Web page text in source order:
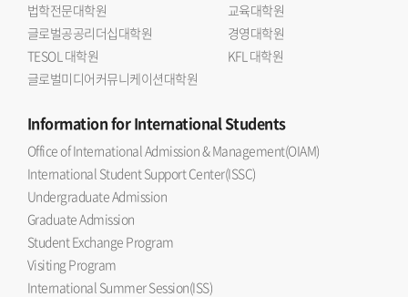
법학전문대학원
교육대학원
글로벌공공리더십대학원
경영대학원
TESOL 대학원
KFL 대학원
글로벌미디어커뮤니케이션대학원
Informationfor International Students
Office of International Admission & Management(OIAM)
International Student Support Center(ISSC)
Undergraduate Admission
Graduate Admission
Student Exchange Program
Visiting Program
International Summer Session(ISS)